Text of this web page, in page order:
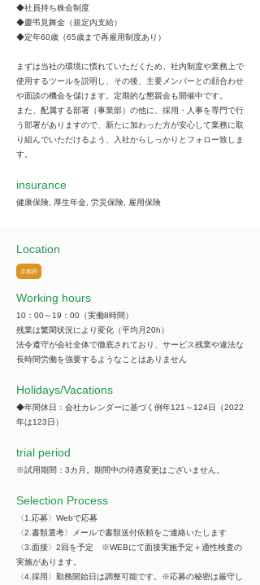
◆社員持ち株会制度
◆慶弔見舞金（規定内支給）
◆定年60歳（65歳まで再雇用制度あり）
まずは当社の環境に慣れていただくため、社内制度や業務上で
使用するツールを説明し、その後、主要メンバーとの顔合わせ
や面談の機会を儲けます。定期的な懇親会も開催中です。
また、配属する部署（事業部）の他に、採用・人事を専門で行
う部署がありますので、新たに加わった方が安心して業務に取
り組んでいただけるよう、入社からしっかりとフォロー致しま
す。
insurance
健康保険, 厚生年金, 労災保険, 雇用保険
Location
京都府
Working hours
10：00～19：00（実働8時間）
残業は繁閑状況により変化（平均月20h）
法令遵守が会社全体で徹底されており、サービス残業や違法な
長時間労働を強要するようなことはありません
​Holidays/Vacations
◆年間休日：会社カレンダーに基づく例年121～124日（2022
年は123日）
trial period
※試用期間：3カ月。期間中の待遇変更はございません。
Selection Process
〈1.応募〉Webで応募
〈2.書類選考〉メールで書類送付依頼をご連絡いたします
〈3.面接〉2回を予定 ※WEBにて面接実施予定＋適性検査の
実施があります。
〈4.採用〉勤務開始日は調整可能です。※応募の秘密は厳守し